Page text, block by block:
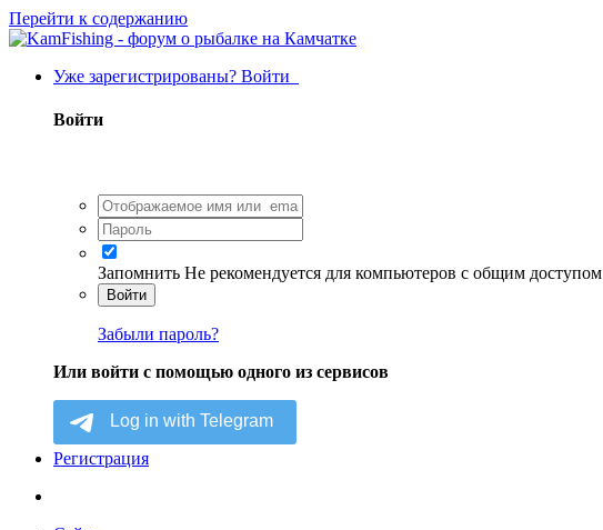
Перейти к содержанию
Уже зарегистрированы? Войти
Войти
Запомнить Не рекомендуется для компьютеров с общим доступом
Войти
Забыли пароль?
Или войти с помощью одного из сервисов
Регистрация